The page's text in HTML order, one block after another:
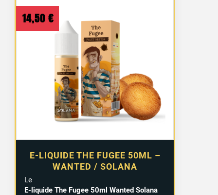
E-LIQUIDE THE FUGEE 50ML –
WANTED / SOLANA
14,50 €
Le
E-liquide The Fugee 50ml Wanted Solana